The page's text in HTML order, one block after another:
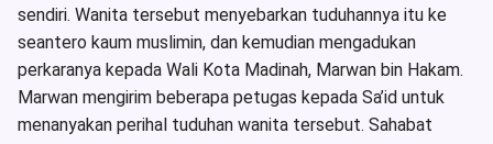
sendiri. Wanita tersebut menyebarkan tuduhannya itu ke
seantero kaum muslimin, dan kemudian mengadukan
perkaranya kepada Wali Kota Madinah, Marwan bin Hakam.
Marwan mengirim beberapa petugas kepada Sa’id untuk
menanyakan perihal tuduhan wanita tersebut. Sahabat